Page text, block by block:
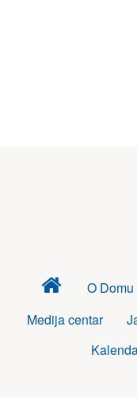
Dom
zdravlja
O
Medija centar